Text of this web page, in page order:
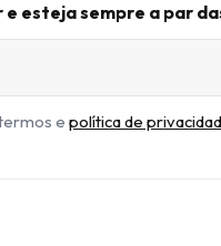
esteja sempre a par
e política de